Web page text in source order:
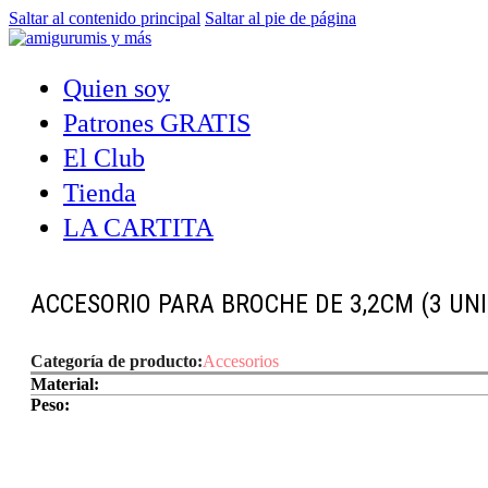
Saltar al contenido principal Saltar al pie de página
Quien soy
Patrones GRATIS
El Club
Tienda
LA CARTITA
ACCESORIO PARA BROCHE DE 3,2CM (3
Categoría de producto:Accesorios
Material:
Peso: